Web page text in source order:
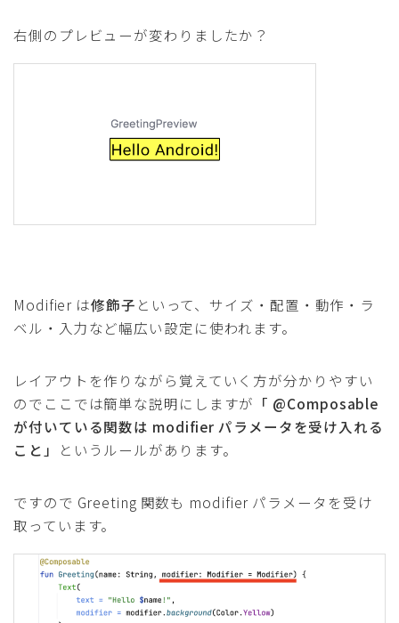
右側のプレビューが変わりましたか？
Modifier は修飾子 といって、サイズ・配置・動作・ラ
ベル・入力など幅広い設定に使われます。
レイアウトを作りながら覚えていく方が分かりやすい
のでここでは簡単な説明にしますが 「 @Composable
が付いている関数は modifier パラメータを受け入れる
こと」
というルールがあります。
ですので Greeting 関数も modifier パラメータを受け
取っています。